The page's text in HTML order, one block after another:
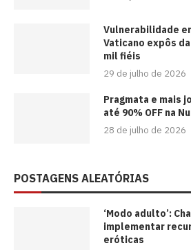
Vulnerabilidade
Vaticano expôs
mil fiéis
29 de julho de 2026
Pragmata e mais
até 90% OFF na
28 de julho de 2026
POSTAGENS ALEATÓRIAS
‘Modo adulto’:
implementar
eróticas